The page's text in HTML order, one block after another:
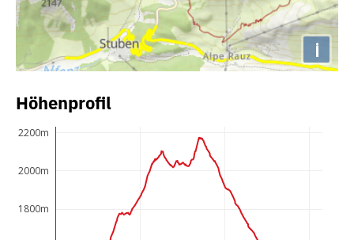
i
Höhenprofil
1800m
2000m
2200m